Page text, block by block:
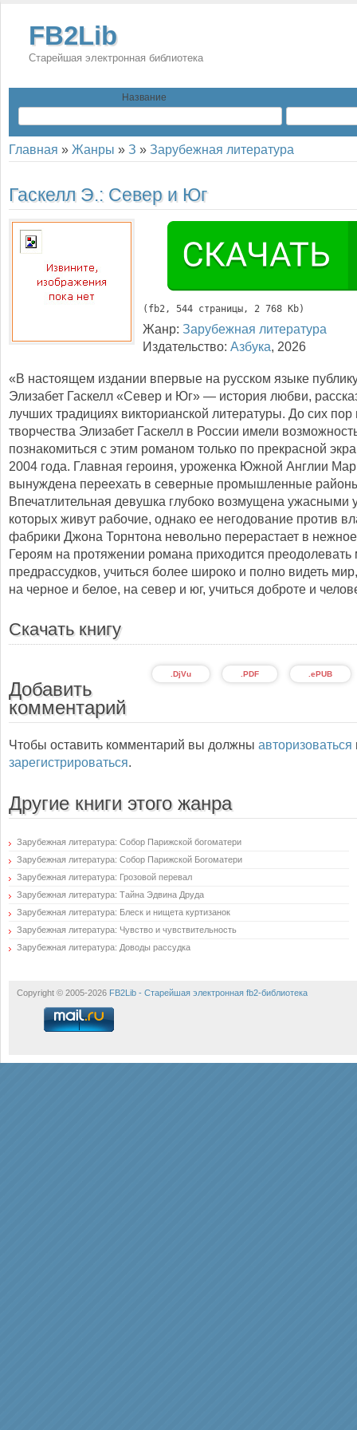
FB2Lib
Старейшая электронная библиотека
Название
Главная » Жанры » З » Зарубежная литература
Гаскелл Э.: Север и Юг
( fb2, 544 страницы, 2 768 Kb)
Жанр: Зарубежная литература
Издательство: Азбука, 2026
«В настоящем издании впервые на русском языке
Элизабет Гаскелл «Север и Юг» — история любви,
лучших традициях викторианской литературы. До сих пор
творчества Элизабет Гаскелл в России имели
познакомиться с этим романом только по прекрасной
2004 года. Главная героиня, уроженка Южной Англии
вынуждена переехать в северные промышленные
Впечатлительная девушка глубоко возмущена ужасными
которых живут рабочие, однако ее негодование против
фабрики Джона Торнтона невольно перерастает в нежное
Героям на протяжении романа приходится преодолевать
предрассудков, учиться более широко и полно видеть
на черное и белое, на север и юг, учиться доброте и
Скачать книгу
.ePUB
.PDF
.DjVu
Добавить
комментарий
Чтобы оставить комментарий вы должны авторизоваться
зарегистрироваться.
Другие книги этого жанра
Зарубежная литература: Собор Парижской богоматери
Зарубежная литература: Собор Парижской Богоматери
Зарубежная литература: Грозовой перевал
Зарубежная литература: Тайна Эдвина Друда
Зарубежная литература: Блеск и нищета куртизанок
Зарубежная литература: Чувство и чувствительность
Зарубежная литература: Доводы рассудка
Copyright © 2005-2026 FB2Lib - Старейшая электронная fb2-библиотека